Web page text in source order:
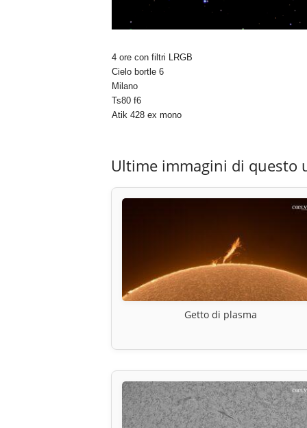
4 ore con filtri LRGB
Cielo bortle 6
Milano
Ts80 f6
Atik 428 ex mono
Ultime immagini di questo
Getto di plasma